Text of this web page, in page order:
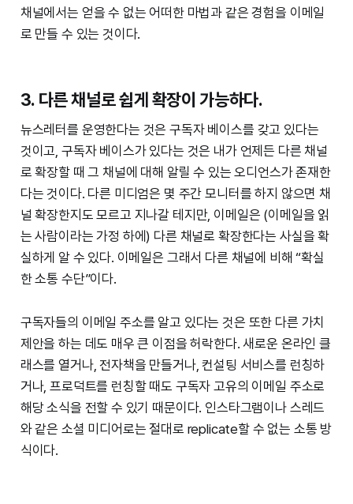
채널에서는 얻을 수 없는 어떠한 마법과 같은 경험을 이메일
로 만들 수 있는 것이다.
3. 다른 채널로 쉽게 확장이 가능하다.
뉴스레터를 운영한다는 것은 구독자 베이스를 갖고 있다는
것이고, 구독자 베이스가 있다는 것은 내가 언제든 다른 채널
로 확장할 때 그 채널에 대해 알릴 수 있는 오디언스가 존재한
다는 것이다. 다른 미디엄은 몇 주간 모니터를 하지 않으면 채
널 확장한지도 모르고 지나갈 테지만, 이메일은 (이메일을 읽
는 사람이라는 가정 하에) 다른 채널로 확장한다는 사실을 확
실하게 알 수 있다. 이메일은 그래서 다른 채널에 비해 “확실
한 소통 수단”이다.
구독자들의 이메일 주소를 알고 있다는 것은 또한 다른 가치
제안을 하는 데도 매우 큰 이점을 허락한다. 새로운 온라인 클
래스를 열거나, 전자책을 만들거나, 컨설팅 서비스를 런칭하
거나, 프로덕트를 런칭할 때도 구독자 고유의 이메일 주소로
해당 소식을 전할 수 있기 때문이다. 인스타그램이나 스레드
와 같은 소셜 미디어로는 절대로 replicate할 수 없는 소통 방
식이다.